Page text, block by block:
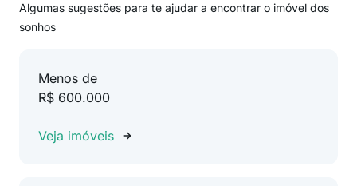
Algumas sugestões para te ajudar a encontrar o imóvel dos
sonhos
Menos de
R$ 600.000
Veja imóveis